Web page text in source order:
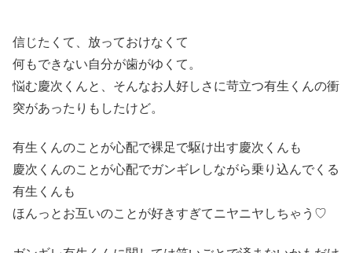
信じたくて、放っておけなくて
何もできない自分が歯がゆくて。
悩む慶次くんと、そんなお人好しさに苛立つ有生くんの衝
突があったりもしたけど。
有生くんのことが心配で裸足で駆け出す慶次くんも
慶次くんのことが心配でガンギレしながら乗り込んでくる
有生くんも
ほんっとお互いのことが好きすぎてニヤニヤしちゃう♡